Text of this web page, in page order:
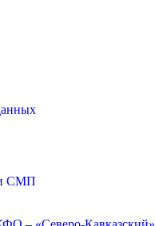
СМП